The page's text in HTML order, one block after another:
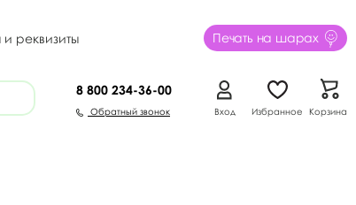
и реквизиты Печать на шарах
8 800 234-36-00
Обратный звонок Вход Избранное Корзина